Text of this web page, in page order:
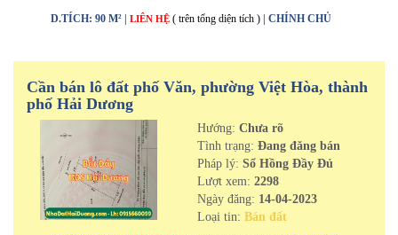
D.TÍCH: 90 M² | LIÊN HỆ ( trên tổng diện tích ) | CHÍNH CHỦ
Cần bán lô đất phố Văn, phường Việt Hòa, thành
phố Hải Dương
Hướng: Chưa rõ
Tình trạng: Đang đăng bán
Pháp lý: Sổ Hồng Đầy Đủ
Lượt xem: 2298
Ngày đăng: 14-04-2023
Loại tin: Bán đất